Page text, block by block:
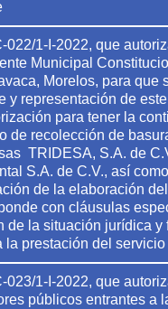
022/1-I-2022, que
Municipal
Morelos, para que
y representación de
para tener la
de recolección de
TRIDESA, S.A. de
S.A. de C.V., así
de la elaboración
con cláusulas
de la situación jurídica y
la prestación del servicio
023/1-I-2022, que
públicos entrantes a